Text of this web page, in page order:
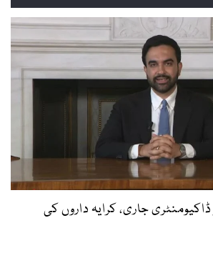
جاری، کرایہ داروں کی